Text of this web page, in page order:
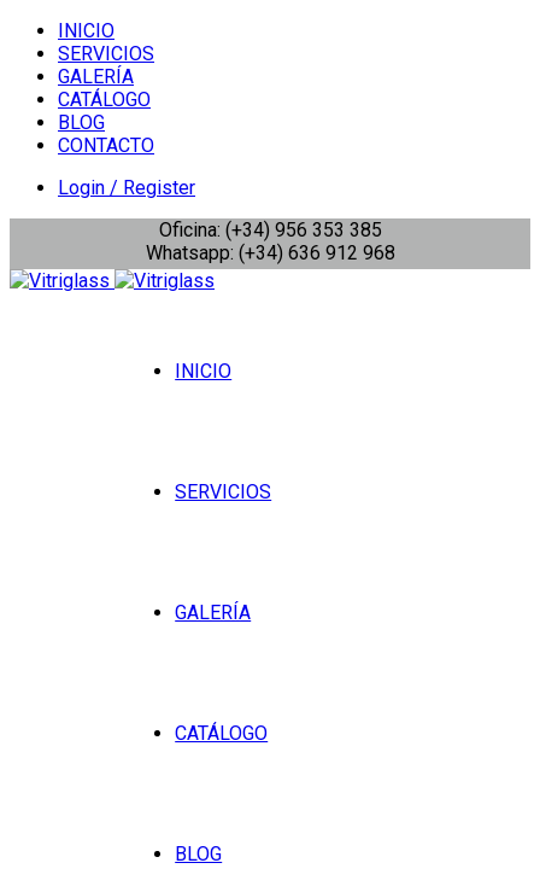
INICIO
SERVICIOS
GALERÍA
CATÁLOGO
BLOG
CONTACTO
Login / Register
Oficina: (+34) 956 353 385
Whatsapp: (+34) 636 912 968
INICIO
SERVICIOS
GALERÍA
CATÁLOGO
BLOG